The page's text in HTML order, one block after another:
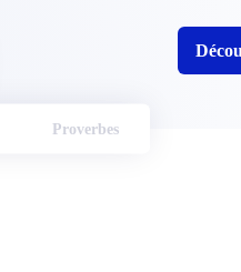
Proverbes